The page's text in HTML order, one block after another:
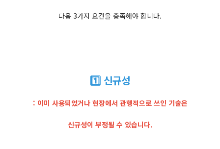
다음 3가지 요건을 충족해야 합니다.
1️⃣ 신규성
: 이미 사용되었거나 현장에서 관행적으로 쓰인 기술은
신규성이 부정될 수 있습니다.